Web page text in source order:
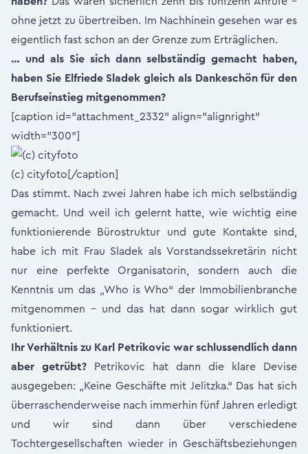
ohne jetzt zu übertreiben. Im Nachhinein gesehen war es
eigentlich fast schon an der Grenze zum Erträglichen.
… und als Sie sich dann selbständig gemacht haben,
haben Sie Elfriede Sladek gleich als Dankeschön für den
Berufseinstieg mitgenommen?
[caption id="attachment_2332" align="alignright"
width="300"]
(c) cityfoto[/caption]
Das stimmt. Nach zwei Jahren habe ich mich selbständig
gemacht. Und weil ich gelernt hatte, wie wichtig eine
funktionierende Bürostruktur und gute Kontakte sind,
habe ich mit Frau Sladek als Vorstandssekretärin nicht
nur eine perfekte Organisatorin, sondern auch die
Kenntnis um das „Who is Who“ der Immobilienbranche
mitgenommen - und das hat dann sogar wirklich gut
funktioniert.
Ihr Verhältnis zu Karl Petrikovic war schlussendlich dann
aber getrübt? Petrikovic hat dann die klare Devise
ausgegeben: „Keine Geschäfte mit Jelitzka.“ Das hat sich
überraschenderweise nach immerhin fünf Jahren erledigt
und wir sind dann über verschiedene
Tochtergesellschaften wieder in Geschäftsbeziehungen